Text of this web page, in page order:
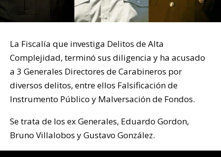
La Fiscalía que investiga Delitos de Alta
Complejidad, terminó sus diligencia y ha acusado
a 3 Generales Directores de Carabineros por
diversos delitos, entre ellos Falsificación de
Instrumento Público y Malversación de Fondos.
Se trata de los ex Generales, Eduardo Gordon,
Bruno Villalobos y Gustavo González.